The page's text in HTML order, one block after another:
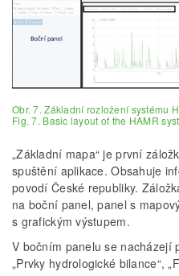
Obr. 7. Základní rozložení systému
Fig. 7. Basic layout of the HAMR
„Základní mapa“ je první
spuštění aplikace. Obsahuje
povodí České republiky.
na boční panel, panel s
s grafickým výstupem.
V bočním panelu se nacházejí
„Prvky hydrologické bilance“,